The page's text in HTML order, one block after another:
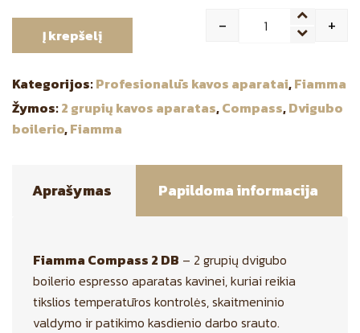
Quantity
- +
Į krepšelį
Kategorijos:Profesionalūs kavos aparatai,Fiamma
Žymos:2 grupių kavos aparatas,Compass,Dvigubo
boilerio,Fiamma
Aprašymas Papildoma informacija
Fiamma Compass 2 DB – 2 grupių dvigubo
boilerio espresso aparatas kavinei, kuriai reikia
tikslios temperatūros kontrolės, skaitmeninio
valdymo ir patikimo kasdienio darbo srauto.